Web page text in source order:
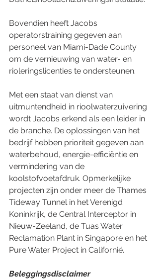
Bovendien heeft Jacobs
operatorstraining gegeven aan
personeel van Miami-Dade County
om de vernieuwing van water- en
rioleringslicenties te ondersteunen.
Met een staat van dienst van
uitmuntendheid in rioolwaterzuivering
wordt Jacobs erkend als een leider in
de branche. De oplossingen van het
bedrijf hebben prioriteit gegeven aan
waterbehoud, energie-efficiëntie en
vermindering van de
koolstofvoetafdruk. Opmerkelijke
projecten zijn onder meer de Thames
Tideway Tunnel in het Verenigd
Koninkrijk, de Central Interceptor in
Nieuw-Zeeland, de Tuas Water
Reclamation Plant in Singapore en het
Pure Water Project in Californië.
Beleggingsdisclaimer